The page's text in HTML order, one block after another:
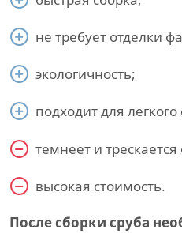
не требует отделки
экологичность;
подходит для
темнеет и
высокая стоимость.
После сборки сруба